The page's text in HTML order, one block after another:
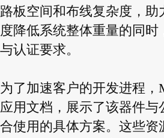
路板空间和布线复杂度，助
度降低系统整体重量的同时
与认证要求。
为了加速客户的开发进程，
应用文档，展示了该器件与
合使用的具体方案。这些资